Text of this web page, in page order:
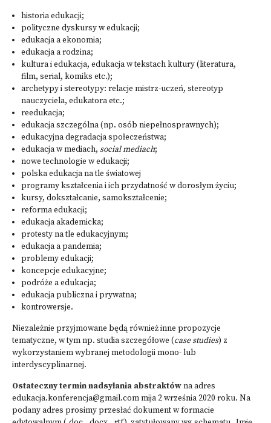
historia edukacji;
polityczne dyskursy w edukacji;
edukacja a ekonomia;
edukacja a rodzina;
kultura i edukacja, edukacja w tekstach kultury (literatura,
film, serial, komiks etc.);
archetypy i stereotypy: relacje mistrz-uczeń, stereotyp
nauczyciela, edukatora etc.;
reedukacja;
edukacja szczególna (np. osób niepełnosprawnych);
edukacyjna degradacja społeczeństwa;
edukacja w mediach, social mediach;
nowe technologie w edukacji;
polska edukacja na tle światowej
programy kształcenia i ich przydatność w dorosłym życiu;
kursy, dokształcanie, samokształcenie;
reforma edukacji;
edukacja akademicka;
protesty na tle edukacyjnym;
edukacja a pandemia;
problemy edukacji;
koncepcje edukacyjne;
podróże a edukacja;
edukacja publiczna i prywatna;
kontrowersje.
Niezależnie przyjmowane będą również inne propozycje
tematyczne, w tym np. studia szczegółowe (case studies) z
wykorzystaniem wybranej metodologii mono- lub
interdyscyplinarnej.
Ostateczny termin nadsyłania abstraktówna adres
edukacja.konferencja@gmail.com mija 2 września 2020 roku. Na
podany adres prosimy przesłać dokument w formacie